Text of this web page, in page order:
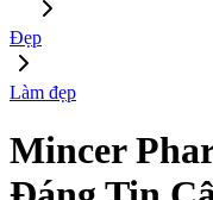
Đẹp
Làm đẹp
Mincer